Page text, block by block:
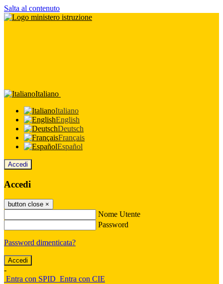
Salta al contenuto
Italiano
Italiano
English
Deutsch
Français
Español
Accedi
Accedi
button close ×
Nome Utente
Password
Password dimenticata?
-
Entra con SPID Entra con CIE